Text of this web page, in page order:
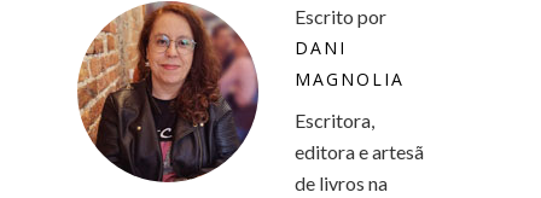
Escrito por
DANI
MAGNOLIA
Escritora,
editora e artesã
de livros na